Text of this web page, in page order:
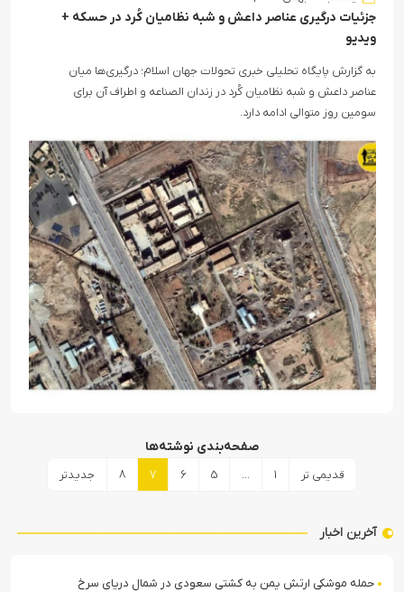
جزئیات درگیری عناصر داعش و شبه نظامیان کُرد در حسکه +
ویدیو
به گزارش پایگاه تحلیلی خبری تحولات جهان اسلام؛ درگیری‌ها میان
عناصر داعش و شبه نظامیان کُرد در زندان الصناعه و اطراف آن برای
سومین روز متوالی ادامه دارد.
صفحه‌بندی نوشته‌ها
قدیمی تر 1
…
5
6
7
8 جدیدتر
آخرین اخبار
حمله موشکی ارتش یمن به کشتی سعودی در شمال دریای سرخ